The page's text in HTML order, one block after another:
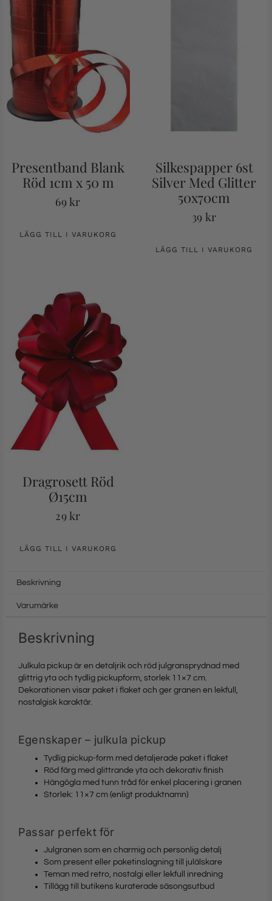
Presentband Blank
Röd 1cm x 50 m
69kr
LÄGG TILL I VARUKORG
Silkespapper 6st
Silver Med Glitter
50x70cm
39 kr
LÄGG TILL I VARUKORG
Dragrosett Röd
Ø15cm
29kr
LÄGG TILL I VARUKORG
Beskrivning
Varumärke
Beskrivning
Julkula pickup är en detaljrik och röd julgransprydnad med
glittrig yta och tydlig pickupform, storlek 11×7 cm.
Dekorationen visar paket i flaket och ger granen en lekfull,
nostalgisk karaktär.
Egenskaper – julkula pickup
Tydlig pickup-form med detaljerade paket i flaket
Röd färg med glittrande yta och dekorativ finish
Hängögla med tunn tråd för enkel placering i granen
Storlek: 11×7 cm (enligt produktnamn)
Passar perfekt för
Julgranen som en charmig och personlig detalj
Som present eller paketinslagning till julälskare
Teman med retro, nostalgi eller lekfull inredning
Tillägg till butikens kuraterade säsongsutbud